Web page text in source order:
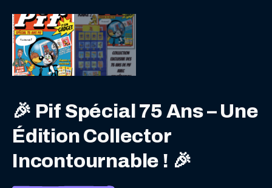
🎉 Pif Spécial 75 Ans – Une
Édition Collector
Incontournable ! 🎉